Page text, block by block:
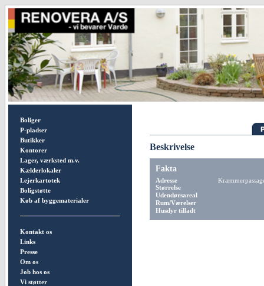
Boliger
P-pladser
Butikker
Kontorer
Lager, værksted m.v.
Kælderlokaler
Lejerkartotek
Boligstøtte
Køb af byggematerialer
Kontakt os
Links
Presse
Om os
Job hos os
Vi støtter
Beskrivelse
Fakta
Adresse
Størrelse
Udendørsareal
Rum/Værelser
Husdyr tilladt